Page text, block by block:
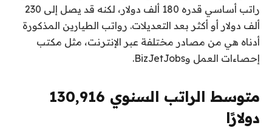
راتب أساسي قدره 180 ألف دولار، لكنه قد يصل إلى 230
ألف دولار أو أكثر بعد التعديلات. رواتب الطيارين المذكورة
أدناه هي من مصادر مختلفة عبر الإنترنت، مثل مكتب
إحصاءات العمل وBizJetJobs.
متوسط ​​الراتب السنوي 130,916
دولارًا